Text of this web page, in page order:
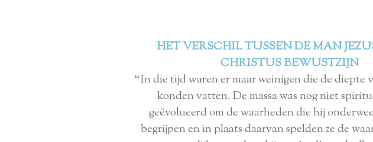
HET VERSCHIL TUSSEN DE MAN
CHRISTUS BEWUSTZIJN
“In die tijd waren er maar weinigen die de diepte
konden vatten. De massa was nog niet
geëvolueerd om de waarheden die hij
begrijpen en in plaats daarvan spelden ze de